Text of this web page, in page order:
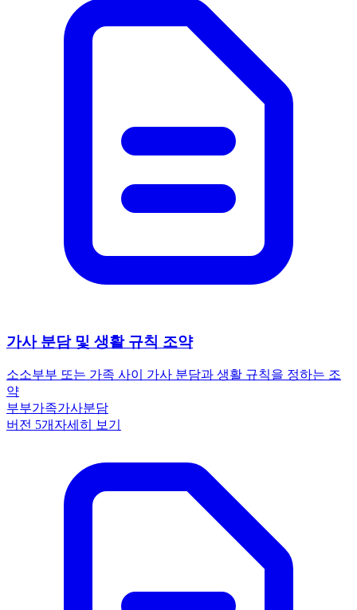
가사 분담 및 생활 규칙 조약
소소부부 또는 가족 사이 가사 분담과 생활 규칙을 정하는 조
약
부부가족가사분담
버전 5개 자세히 보기